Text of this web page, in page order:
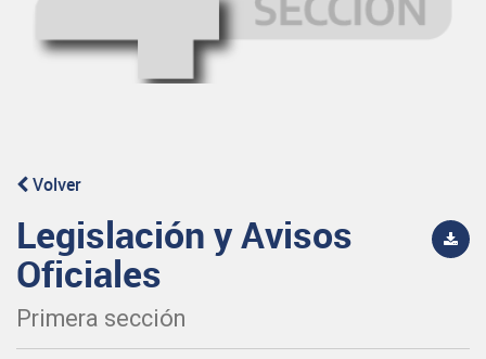
Volver
Legislación y Avisos
Oficiales
Primera sección